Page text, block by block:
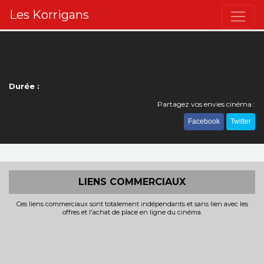
Les Korrigans
Durée :
Partagez vos envies cinéma :
Facebook Twitter
LIENS COMMERCIAUX
Ces liens commerciaux sont totalement indépendants et sans lien avec les
offres et l'achat de place en ligne du cinéma.